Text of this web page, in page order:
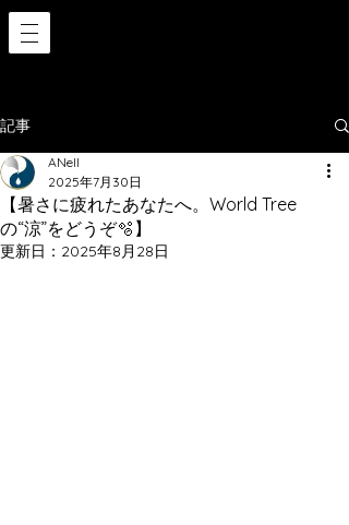
記事
【暑さに疲れたあなたへ。World Tree
の“涼”をどうぞ🫧】
ANell
2025年7月30日
更新日： 2025年8月28日